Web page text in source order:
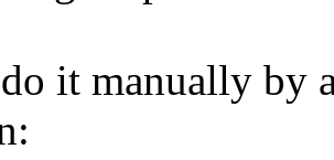
it manually by